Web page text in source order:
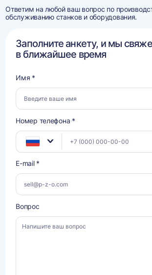
Ответим на любой ваш вопрос по
обслуживанию станков и оборудования.
Заполните анкету, и мы
в ближайшее время
Имя *
Номер телефона *
E-mail *
Вопрос